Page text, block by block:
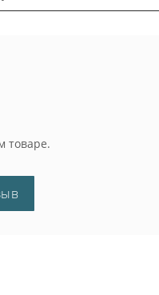
товаре.